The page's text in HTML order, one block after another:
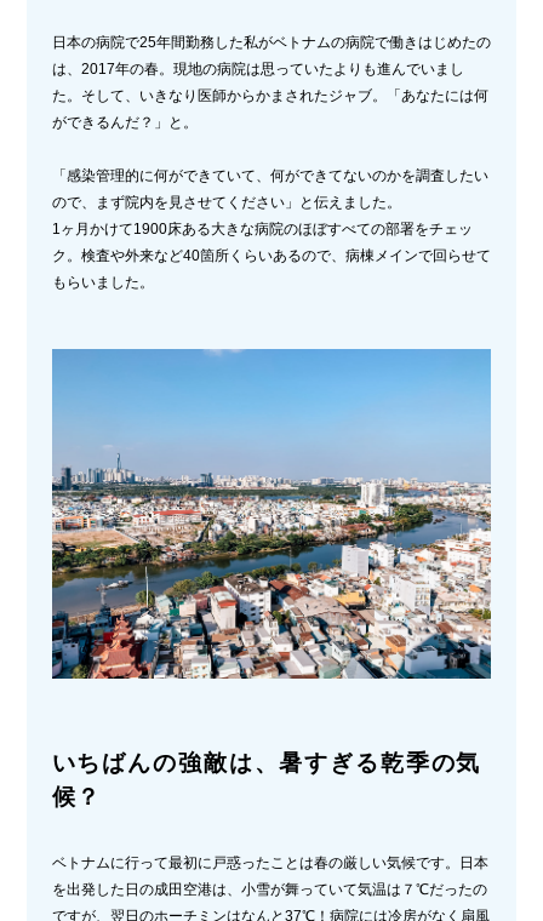
日本の病院で25年間勤務した私がベトナムの病院で働きはじめたの
は、2017年の春。現地の病院は思っていたよりも進んでいまし
た。そして、いきなり医師からかまされたジャブ。「あなたには何
ができるんだ？」と。
「感染管理的に何ができていて、何ができてないのかを調査したい
ので、まず院内を見させてください」と伝えました。
1ヶ月かけて1900床ある大きな病院のほぼすべての部署をチェッ
ク。検査や外来など40箇所くらいあるので、病棟メインで回らせて
もらいました。
いちばんの強敵は、暑すぎる乾季の気
候？
ベトナムに行って最初に戸惑ったことは春の厳しい気候です。日本
を出発した日の成田空港は、小雪が舞っていて気温は７℃だったの
ですが、翌日のホーチミンはなんと37℃！病院には冷房がなく扇風